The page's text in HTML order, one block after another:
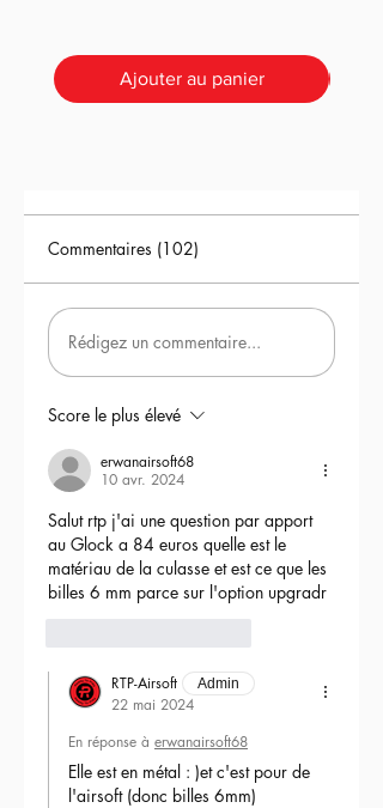
Ajouter au panier
Commentaires (102)
Rédigez un commentaire...
Score le plus élevé
erwanairsoft68
10 avr. 2024
Salut rtp j'ai une question par apport
au Glock a 84 euros quelle est le
matériau de la culasse et est ce que les
billes 6 mm parce sur l'option upgradr
RTP-Airsoft Admin
22 mai 2024
En réponse à erwanairsoft68
Elle est en métal : )et c'est pour de
l'airsoft (donc billes 6mm)